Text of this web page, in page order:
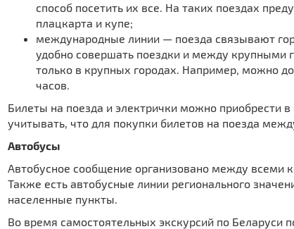
способ посетить их все. На таких поездах
плацкарта и купе;
международные линии — поезда связывают
удобно совершать поездки и между крупными
только в крупных городах. Например, можно
часов.
Билеты на поезда и электрички можно приобрести
учитывать, что для покупки билетов на поезда
Автобусы
Автобусное сообщение организовано между
Также есть автобусные линии регионального
населенные пункты.
Во время самостоятельных экскурсий по Беларуси